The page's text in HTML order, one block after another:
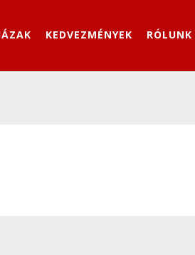
KEDVEZMÉNYEK RÓLUNK